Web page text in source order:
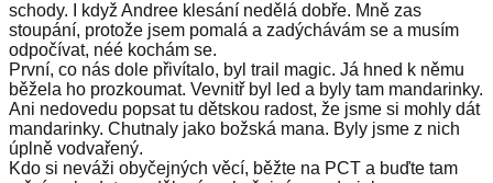
schody. I když Andree klesání nedělá dobře. Mně zas
stoupání, protože jsem pomalá a zadýchávám se a musím
odpočívat, néé kochám se.
První, co nás dole přivítalo, byl trail magic. Já hned k němu
běžela ho prozkoumat. Vevnitř byl led a byly tam mandarinky.
Ani nedovedu popsat tu dětskou radost, že jsme si mohly dát
mandarinky. Chutnaly jako božská mana. Byly jsme z nich
úplně vodvařený.
Kdo si neváži obyčejných věcí, běžte na PCT a buďte tam